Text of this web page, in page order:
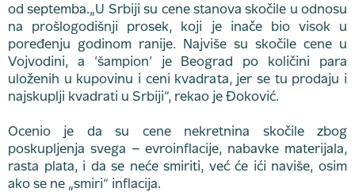
od septemba.„U Srbiji su cene stanova skočile u odnosu
na prošlogodišnji prosek, koji je inače bio visok u
poređenju godinom ranije. Najviše su skočile cene u
Vojvodini, a ‘šampion’ je Beograd po količini para
uloženih u kupovinu i ceni kvadrata, jer se tu prodaju i
najskuplji kvadrati u Srbiji“, rekao je Đoković.
Ocenio je da su cene nekretnina skočile zbog
poskupljenja svega – evroinflacije, nabavke materijala,
rasta plata, i da se neće smiriti, već će ići naviše, osim
ako se ne „smiri“ inflacija.